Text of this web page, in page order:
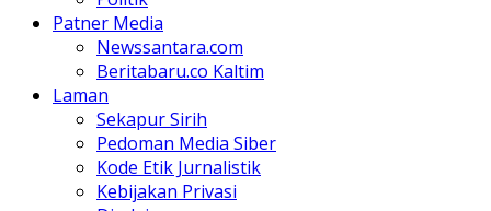
Patner Media
Newssantara.com
Beritabaru.co Kaltim
Laman
Sekapur Sirih
Pedoman Media Siber
Kode Etik Jurnalistik
Kebijakan Privasi